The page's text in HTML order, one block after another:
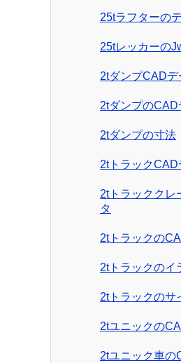
25tラフターの
25tレッカーの
2tダンプCADデ
2tダンプのCAD
2tダンプの寸法
2tトラックCAD
2tトラッククレ
タ
2tトラックの
2tトラックのイ
2tトラックのサ
2tユニックの
2tユニック車の